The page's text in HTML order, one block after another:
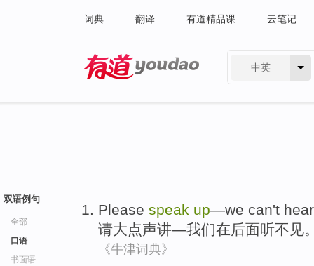
词典 翻译 有道精品课 云笔记
中英
双语例句
全部
口语
书面语
Please speak up—we can't hear
请大点声讲—我们在后面听不见
《牛津词典》